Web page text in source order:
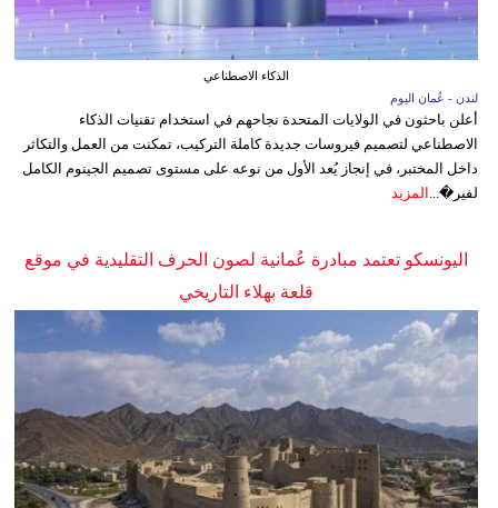
الذكاء الاصطناعي
لندن - عُمان اليوم
أعلن باحثون في الولايات المتحدة نجاحهم في استخدام تقنيات الذكاء
الاصطناعي لتصميم فيروسات جديدة كاملة التركيب، تمكنت من العمل والتكاثر
داخل المختبر، في إنجاز يُعد الأول من نوعه على مستوى تصميم الجينوم الكامل
لفير�...
المزيد
اليونسكو تعتمد مبادرة عُمانية لصون الحرف التقليدية في موقع
قلعة بهلاء التاريخي